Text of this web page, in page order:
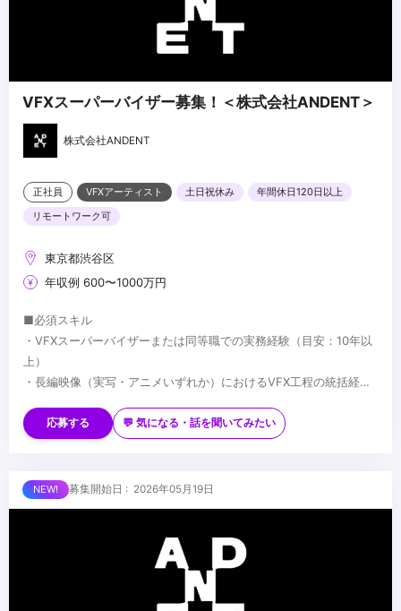
VFXスーパーバイザー募集！＜株式会社ANDENT＞
株式会社ANDENT
正社員 VFXアーティスト 土日祝休み
年間休日120日以上
リモートワーク可
東京都渋谷区
年収例 600〜1000万円
■必須スキル
・VFXスーパーバイザーまたは同等職での実務経験（目安：10年以
上）
・長編映像（実写・アニメいずれか）におけるVFX工程の統括経験
・国内外プロダクションとの協業経験
・Houdini／Nuke 等、主要VFXツールの深い知識
・実写・アニメ双方のVFX経験
・コンポジッター・クリエイター等のチームマネジメント
■求める人物像
・VFX工程全体を俯瞰し、監督・プロデューサーと対等に折衝でき
・パイプライン設計・チームビルディングを自ら主導できる方
・技術的バックグラウンドとマネジメント力を併せ持つ方
応募する 💬 気になる・話を聞いてみたい
募集開始日 : 2026年05月19日